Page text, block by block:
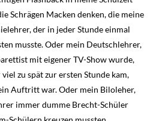
Schrägen Macken denken, die meine
der in jeder Stunde einmal
musste. Oder mein Deutschlehrer,
mit eigener TV-Show wurde,
zu spät zur ersten Stunde kam,
Auftritt war. Oder mein Biloleher,
immer dumme Brecht-Schüler